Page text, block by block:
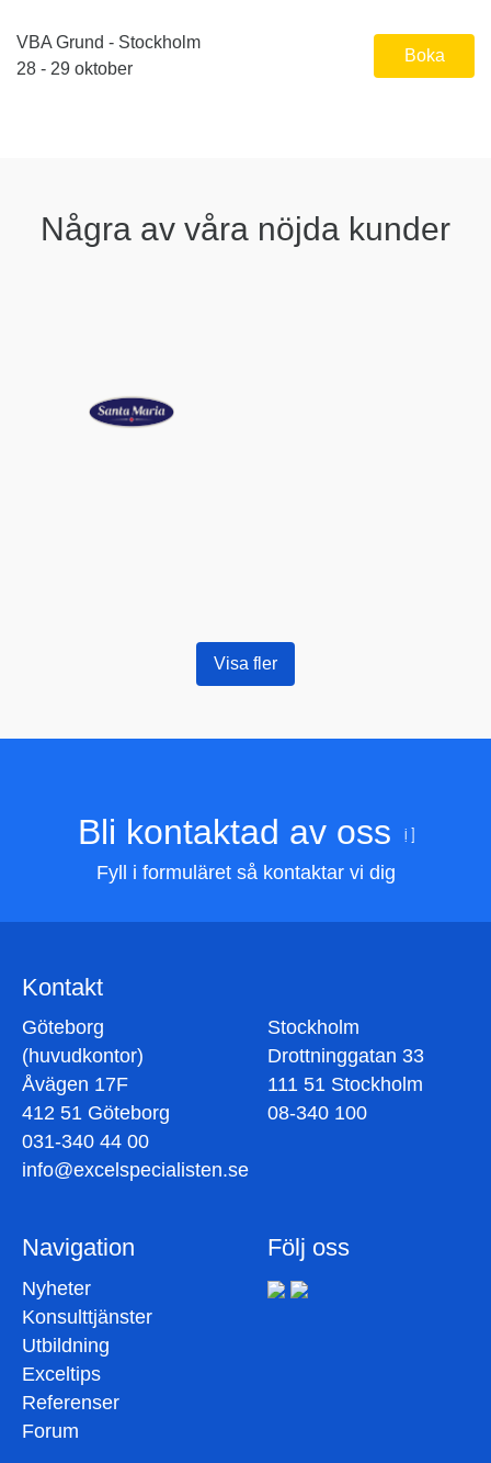
VBA Grund - Stockholm
28 - 29 oktober
Boka
Några av våra nöjda kunder
Visa fler
Bli kontaktad av oss
Fyll i formuläret så kontaktar vi dig
Kontakt
Göteborg
(huvudkontor)
Åvägen 17F
412 51 Göteborg
031-340 44 00
info@excelspecialisten.se
Stockholm
Drottninggatan 33
111 51 Stockholm
08-340 100
Navigation
Nyheter
Konsulttjänster
Utbildning
Exceltips
Referenser
Forum
Följ oss